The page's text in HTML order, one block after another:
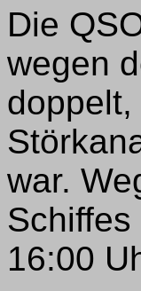
Die
wegen
war.
16:00